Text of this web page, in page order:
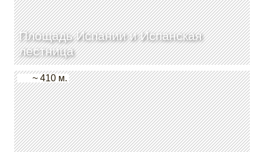
Площадь Испании и Испанская
лестница
~ 410 м.